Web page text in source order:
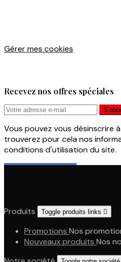
Gérer mes cookies
Recevez nos offres spéciales
Vous pouvez vous désinscrire
trouverez pour cela nos
conditions d'utilisation du site.
Produits Toggle produits links 
Promotions Nos
Nouveaux produits Nos